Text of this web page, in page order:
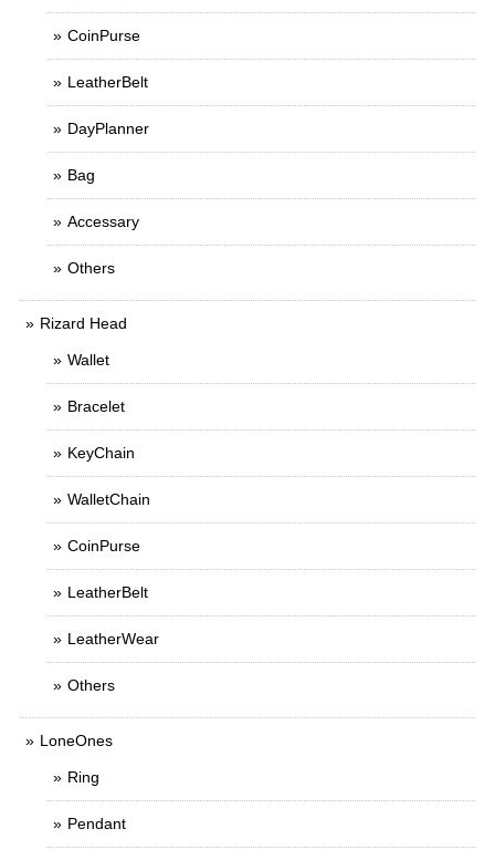
CoinPurse
LeatherBelt
DayPlanner
Bag
Accessary
Others
Rizard Head
Wallet
Bracelet
KeyChain
WalletChain
CoinPurse
LeatherBelt
LeatherWear
Others
LoneOnes
Ring
Pendant